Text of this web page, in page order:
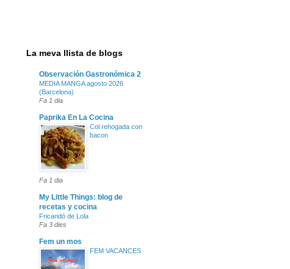
La meva llista de blogs
Observación Gastronómica 2
MEDIA MANGA agosto 2026
(Barcelona)
Fa 1 dia
Paprika En La Cocina
Col rehogada con
bacon
Fa 1 dia
My Little Things: blog de
recetas y cocina
Fricandó de Lola
Fa 3 dies
Fem un mos
FEM VACANCES